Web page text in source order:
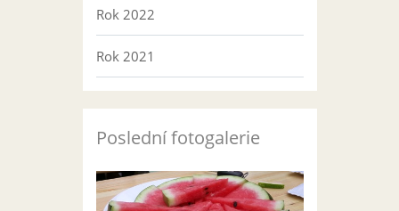
Rok 2022
Rok 2021
Poslední fotogalerie